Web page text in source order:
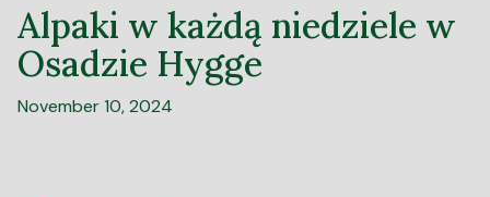
Alpaki w każdą niedziele w
Osadzie Hygge
November 10, 2024